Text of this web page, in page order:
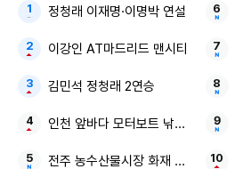
정청래 이재명·이명박 연설
이강인 AT마드리드 맨시티
김민석 정청래 2연승
인천 앞바다 모터보트 낚시객
전주 농수산물시장 화재 인명피해